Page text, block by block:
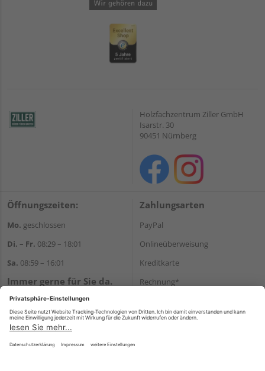
Holzfachzentrum Ziller GmbH
Isarstr. 30
90451 Nürnberg
Öffnungszeiten:
Mo. geschlossen
Di. – Fr. 08:29 – 18:01
Sa. 08:59 – 16:01
Immer gerne für Sie da.
E-Mail:kontakt@holzziller.de
Zahlungsarten
PayPal
Onlineüberweisung
Kreditkarte
Rechnung*
Versand